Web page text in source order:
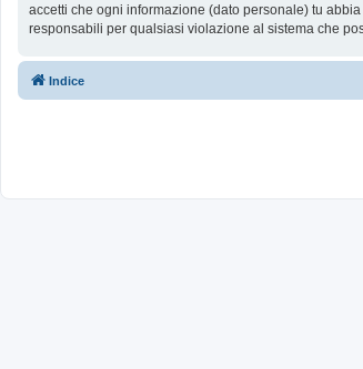
accetti che ogni informazione (dato personale) tu
responsabili per qualsiasi violazione al sistema che
Indice